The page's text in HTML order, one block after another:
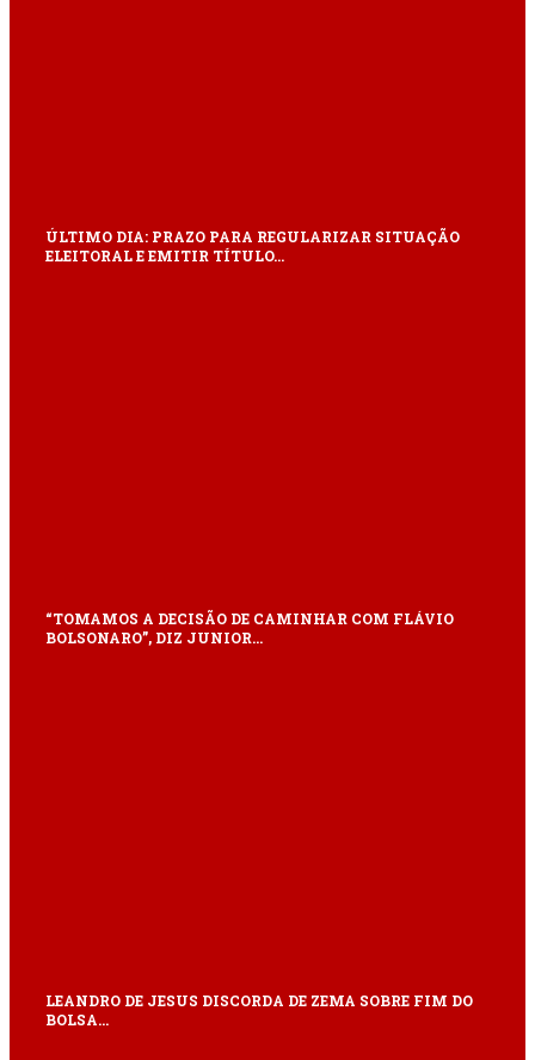
ÚLTIMO DIA: PRAZO PARA REGULARIZAR SITUAÇÃO
ELEITORAL E EMITIR TÍTULO…
“TOMAMOS A DECISÃO DE CAMINHAR COM FLÁVIO
BOLSONARO”, DIZ JUNIOR…
LEANDRO DE JESUS DISCORDA DE ZEMA SOBRE FIM DO
BOLSA…